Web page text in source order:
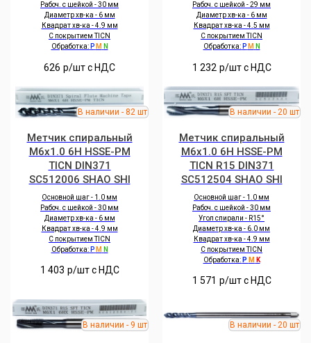
Рабоч. с шейкой - 30 мм
Диаметр хв-ка - 6 мм
Квадрат хв-ка - 4.9 мм
С покрытием TICN
Обработка: P M N
626 р/шт c НДС
Рабоч. с шейкой - 29 мм
Диаметр хв-ка - 6 мм
Квадрат хв-ка - 4.5 мм
С покрытием TICN
Обработка: P M N
1 232 р/шт c НДС
Метчик спиральный
M6x1.0 6H HSSE-PM
TICN DIN371
SC512006 SHAO SHI
Основной шаг - 1.0 мм
Рабоч. с шейкой - 30 мм
Диаметр хв-ка - 6 мм
Квадрат хв-ка - 4.9 мм
С покрытием TICN
Обработка: P M N
1 403 р/шт c НДС
Метчик спиральный
M6x1.0 6H HSSE-PM
TICN R15 DIN371
SC512504 SHAO SHI
Основной шаг - 1.0 мм
Рабоч. с шейкой - 30 мм
Угол спирали - R15°
Диаметр хв-ка - 6.0 мм
Квадрат хв-ка - 4.9 мм
С покрытием TICN
Обработка: P M K
1 571 р/шт c НДС